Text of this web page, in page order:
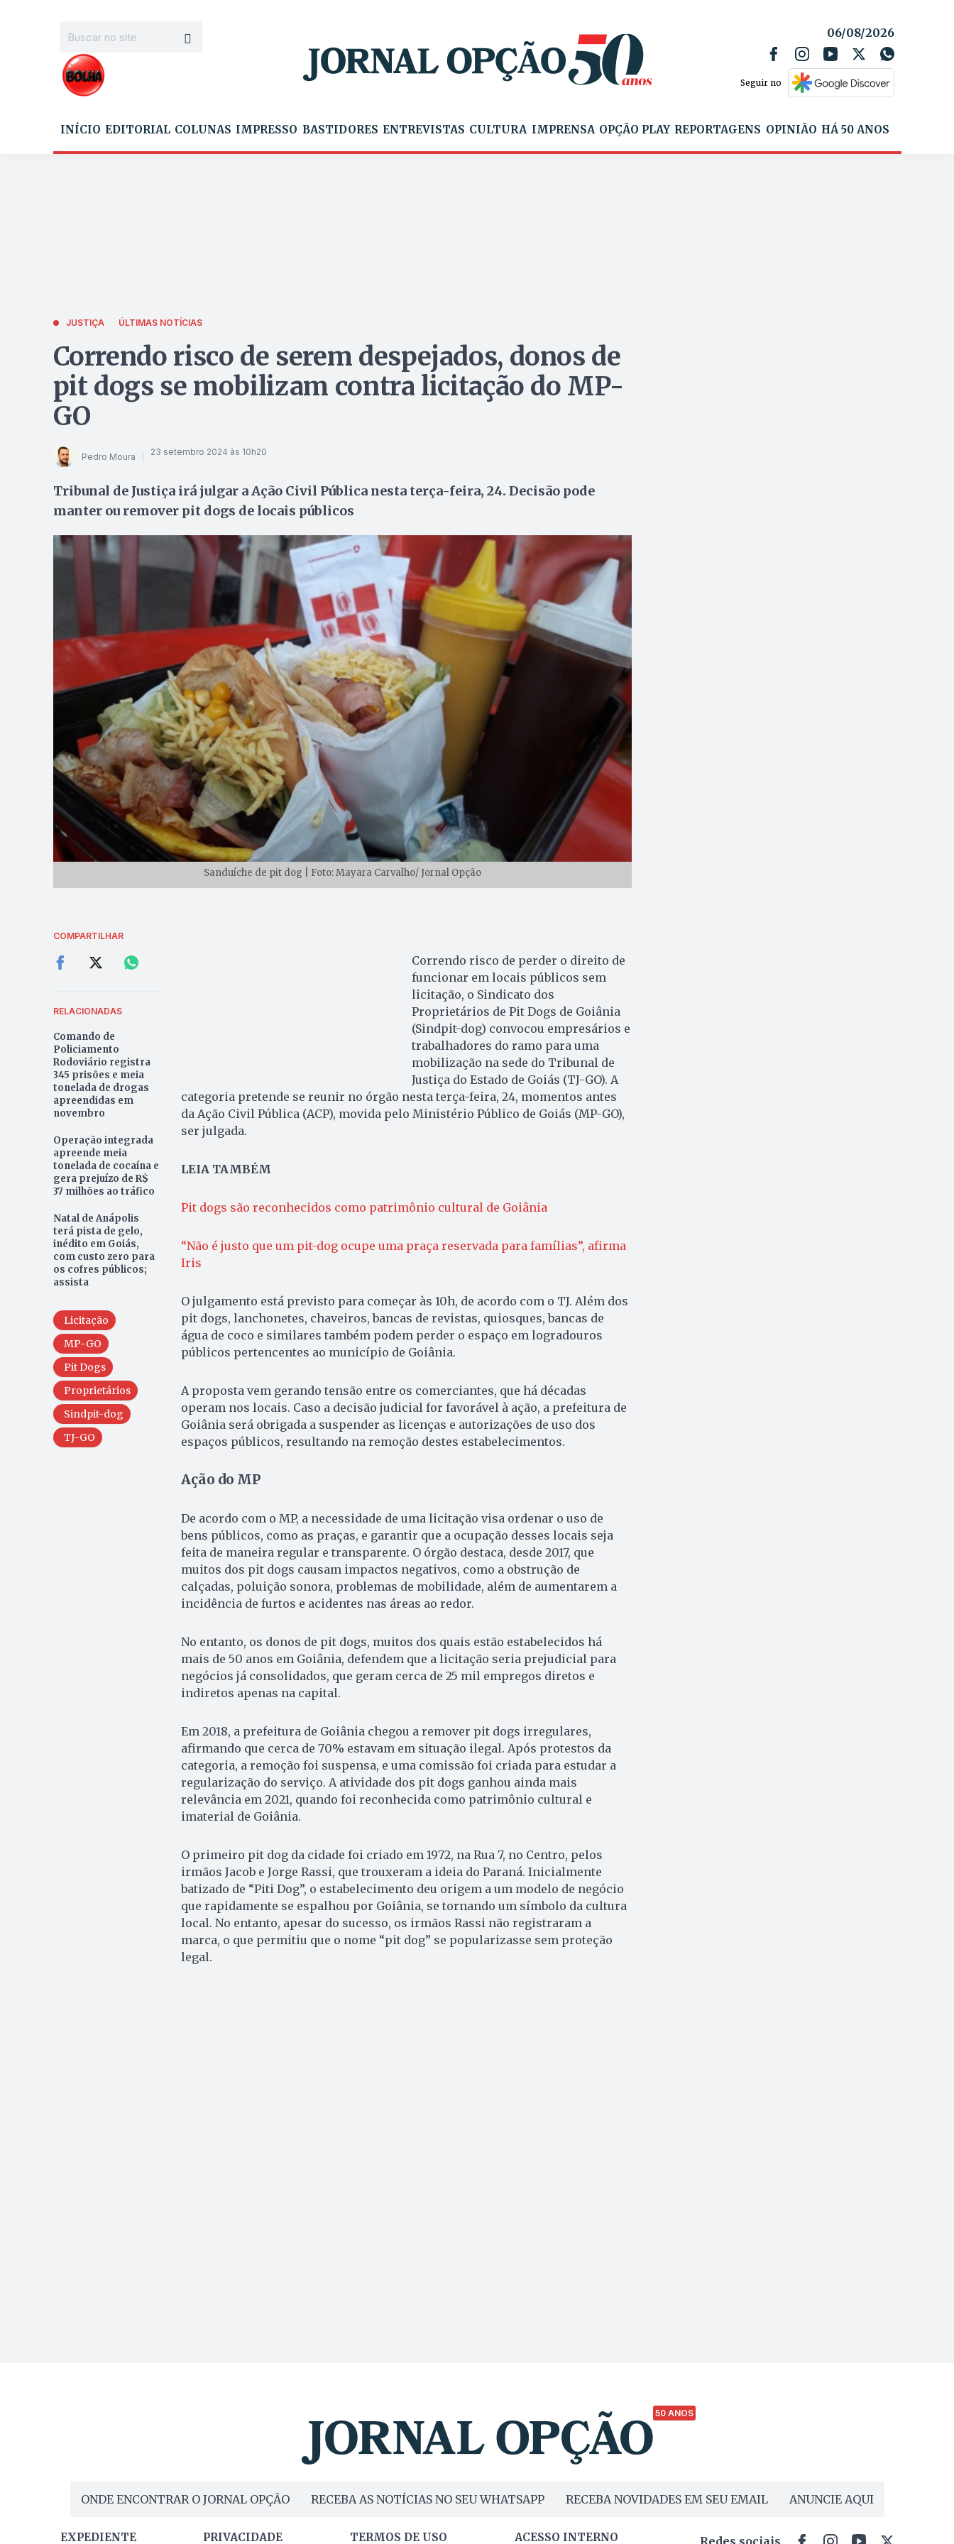
06/08/2026
Seguir no
INÍCIO EDITORIAL COLUNAS IMPRESSO BASTIDORES ENTREVISTAS CULTURA IMPRENSA OPÇÃO PLAY REPORTAGENS OPINIÃO HÁ 50 ANOS
JUSTIÇA ÚLTIMAS NOTÍCIAS
Correndo risco de serem despejados, donos de
pit dogs se mobilizam contra licitação do MP-
GO
Pedro Moura 23 setembro 2024 às 10h20
Tribunal de Justiça irá julgar a Ação Civil Pública nesta terça-feira, 24. Decisão pode
manter ou remover pit dogs de locais públicos
Sanduíche de pit dog | Foto: Mayara Carvalho/ Jornal Opção
COMPARTILHAR
RELACIONADAS
Comando de
Policiamento
Rodoviário registra
345 prisões e meia
tonelada de drogas
apreendidas em
novembro
Operação integrada
apreende meia
tonelada de cocaína e
gera prejuízo de R$
37 milhões ao tráfico
Natal de Anápolis
terá pista de gelo,
inédito em Goiás,
com custo zero para
os cofres públicos;
assista
Licitação
MP-GO
Pit Dogs
Proprietários
Sindpit-dog
TJ-GO
Correndo risco de perder o direito de
funcionar em locais públicos sem
licitação, o Sindicato dos
Proprietários de Pit Dogs de Goiânia
(Sindpit-dog) convocou empresários e
trabalhadores do ramo para uma
mobilização na sede do Tribunal de
Justiça do Estado de Goiás (TJ-GO). A
categoria pretende se reunir no órgão nesta terça-feira, 24, momentos antes
da Ação Civil Pública (ACP), movida pelo Ministério Público de Goiás (MP-GO),
ser julgada.
LEIA TAMBÉM
Pit dogs são reconhecidos como patrimônio cultural de Goiânia
“Não é justo que um pit-dog ocupe uma praça reservada para famílias”, afirma
Iris
O julgamento está previsto para começar às 10h, de acordo com o TJ. Além dos
pit dogs, lanchonetes, chaveiros, bancas de revistas, quiosques, bancas de
água de coco e similares também podem perder o espaço em logradouros
públicos pertencentes ao município de Goiânia.
A proposta vem gerando tensão entre os comerciantes, que há décadas
operam nos locais. Caso a decisão judicial for favorável à ação, a prefeitura de
Goiânia será obrigada a suspender as licenças e autorizações de uso dos
espaços públicos, resultando na remoção destes estabelecimentos.
Ação do MP
De acordo com o MP, a necessidade de uma licitação visa ordenar o uso de
bens públicos, como as praças, e garantir que a ocupação desses locais seja
feita de maneira regular e transparente. O órgão destaca, desde 2017, que
muitos dos pit dogs causam impactos negativos, como a obstrução de
calçadas, poluição sonora, problemas de mobilidade, além de aumentarem a
incidência de furtos e acidentes nas áreas ao redor.
No entanto, os donos de pit dogs, muitos dos quais estão estabelecidos há
mais de 50 anos em Goiânia, defendem que a licitação seria prejudicial para
negócios já consolidados, que geram cerca de 25 mil empregos diretos e
indiretos apenas na capital.
Em 2018, a prefeitura de Goiânia chegou a remover pit dogs irregulares,
afirmando que cerca de 70% estavam em situação ilegal. Após protestos da
categoria, a remoção foi suspensa, e uma comissão foi criada para estudar a
regularização do serviço. A atividade dos pit dogs ganhou ainda mais
relevância em 2021, quando foi reconhecida como patrimônio cultural e
imaterial de Goiânia.
O primeiro pit dog da cidade foi criado em 1972, na Rua 7, no Centro, pelos
irmãos Jacob e Jorge Rassi, que trouxeram a ideia do Paraná. Inicialmente
batizado de “Piti Dog”, o estabelecimento deu origem a um modelo de negócio
que rapidamente se espalhou por Goiânia, se tornando um símbolo da cultura
local. No entanto, apesar do sucesso, os irmãos Rassi não registraram a
marca, o que permitiu que o nome “pit dog” se popularizasse sem proteção
legal.
50 ANOS
ONDE ENCONTRAR O JORNAL OPÇÃO RECEBA AS NOTÍCIAS NO SEU WHATSAPP RECEBA NOVIDADES EM SEU EMAIL ANUNCIE AQUI
EXPEDIENTE PRIVACIDADE TERMOS DE USO ACESSO INTERNO Redes sociais